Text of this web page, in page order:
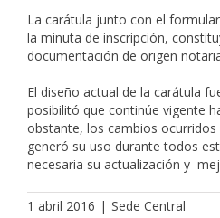
La carátula junto con el
la minuta de inscripción,
documentación de origen
El diseño actual de la carátula
posibilitó que continúe vigente
obstante, los cambios ocurridos
generó su uso durante todos
necesaria su actualización y
1 abril 2016 | Sede Central